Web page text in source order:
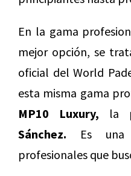
En la gama
mejor opción, se
oficial del World
esta misma gama
MP10 Luxury, la
Sánchez. Es una
profesionales que